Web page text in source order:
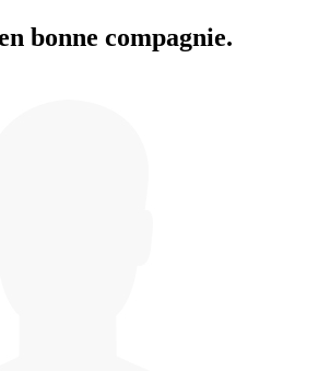
bonne compagnie.